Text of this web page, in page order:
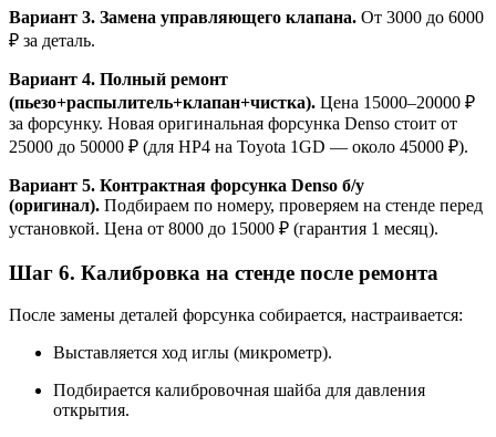
Вариант 3. Замена управляющего клапана. От 3000 до 6000
₽ за деталь.
Вариант 4. Полный ремонт
(пьезо+распылитель+клапан+чистка). Цена 15000–20000 ₽
за форсунку. Новая оригинальная форсунка Denso стоит от
25000 до 50000 ₽ (для HP4 на Toyota 1GD — около 45000 ₽).
Вариант 5. Контрактная форсунка Denso б/у
(оригинал). Подбираем по номеру, проверяем на стенде перед
установкой. Цена от 8000 до 15000 ₽ (гарантия 1 месяц).
Шаг 6. Калибровка на стенде после ремонта
После замены деталей форсунка собирается, настраивается:
Выставляется ход иглы (микрометр).
Подбирается калибровочная шайба для давления
открытия.